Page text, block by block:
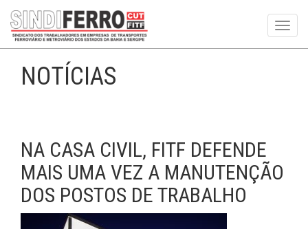
NOTÍCIAS
NA CASA CIVIL, FITF DEFENDE
MAIS UMA VEZ A MANUTENÇÃO
DOS POSTOS DE TRABALHO